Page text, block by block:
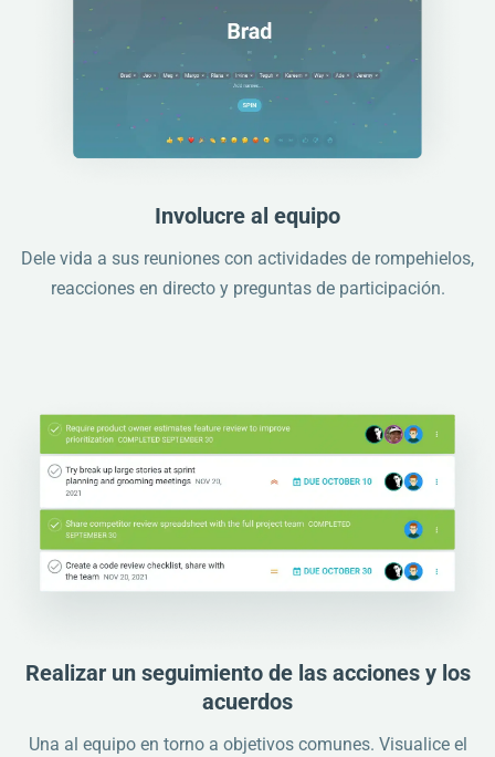
Involucre al equipo
Dele vida a sus reuniones con actividades de rompehielos,
reacciones en directo y preguntas de participación.
Realizar un seguimiento de las acciones y los
acuerdos
Una al equipo en torno a objetivos comunes. Visualice el